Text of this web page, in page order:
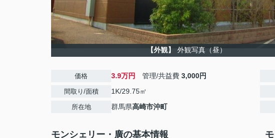
【外観】 外観写真（昼）
価格 3.9万円 管理/共益費 3,000円
間取り/面積 1K/29.75㎡
所在地 群馬県高崎市沖町
モンシェリー・廣の基本情報